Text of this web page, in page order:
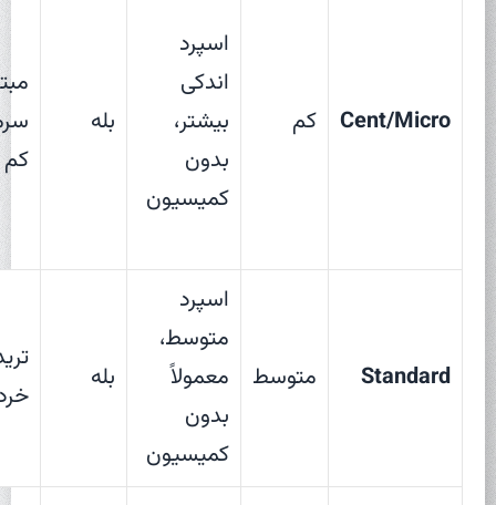
Cent/Micro کم
اسپرد
اندکی
بیشتر،
بدون
کمیسیون
بله
کم
Standard متوسط
اسپرد
متوسط،
معمولاً
بدون
کمیسیون
بله